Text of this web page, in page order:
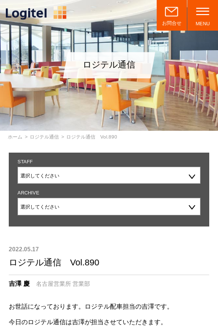
お問合せ MENU
ロジテル通信
ホーム ロジテル通信 ロジテル通信 Vol.890
STAFF
ARCHIVE
2022.05.17
ロジテル通信 Vol.890
吉澤 慶 名古屋営業所 営業部
お世話になっております。ロジテル配車担当の吉澤です。
今日のロジテル通信は吉澤が担当させていただきます。